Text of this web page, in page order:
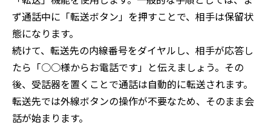
ず通話中に「転送ボタン」を押すことで、相手は保留状
態になります。
続けて、転送先の内線番号をダイヤルし、相手が応答し
たら「○○様からお電話です」と伝えましょう。その
後、受話器を置くことで通話は自動的に転送されます。
転送先では外線ボタンの操作が不要なため、そのまま会
話が始まります。